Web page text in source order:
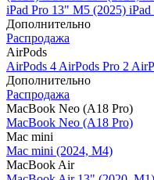
iPad Pro 13" M5 (2025)
Дополнительно
Распродажа
AirPods
AirPods 4 AirPods Pro 2
Дополнительно
Распродажа
MacBook Neo (A18 Pro)
MacBook Neo (A18 Pro)
Mac mini
Mac mini (2024, M4)
MacBook Air